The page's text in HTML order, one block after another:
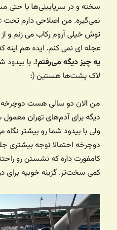
سخته و در سرپایینی‌ها یا
نمی‌گیره. من اصلاحی دارم تحت
توش خیلی آروم رکاب می زنم و
عجله ای نمی کنم. ایده هم اینه
یه چیز دیگه می‌رفتم!. با بیدود
لاک پشت‌ها هستین (:
من الان دو سالی هست
دیگه برای آدم‌های تهران
ولی با بیدود شما رو بیشتر نگاه
دوچرخه احتمالا توجه بیشتری
کامفورت داره که نشستن رو
کمی سخت‌تر. گزینه خوبیه برای